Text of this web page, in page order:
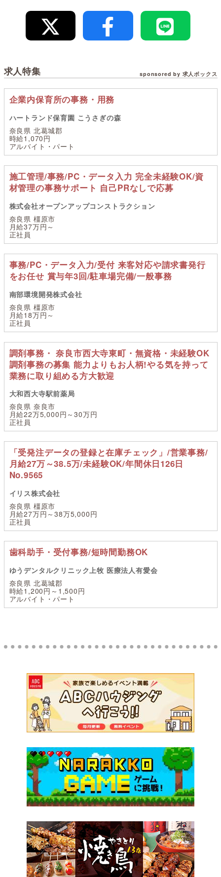
求人特集 sponsored by 求人ボックス
企業内保育所の事務・用務
ハートランド保育園 こうさぎの森
奈良県 北葛城郡
時給1,070円
アルバイト・パート
施工管理/事務/PC・データ入力 完全未経験OK/資
材管理の事務サポート 自己PRなしで応募
株式会社オープンアップコンストラクション
奈良県 橿原市
月給37万円～
正社員
事務/PC・データ入力/受付 来客対応や請求書発行
をお任せ 賞与年3回/駐車場完備/一般事務
南部環境開発株式会社
奈良県 橿原市
月給18万円～
正社員
調剤事務・ 奈良市西大寺東町・無資格・未経験OK
調剤事務の募集 能力よりもお人柄!やる気を持って
業務に取り組める方大歓迎
大和西大寺駅前薬局
奈良県 奈良市
月給22万5,000円～30万円
正社員
「受発注データの登録と在庫チェック」/営業事務/
月給27万～38.5万/未経験OK/年間休日126日
No.9565
イリス株式会社
奈良県 橿原市
月給27万円～38万5,000円
正社員
歯科助手・受付事務/短時間勤務OK
ゆうデンタルクリニック上牧 医療法人有愛会
奈良県 北葛城郡
時給1,200円～1,500円
アルバイト・パート